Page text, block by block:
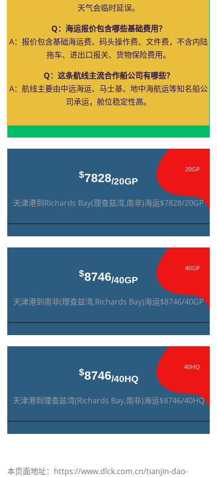
天气会临时延误。
Q：海运报价包含哪些基础费用？
A：报价包含基础海运费、码头操作费、文件费，不含内陆
拖车、进出口报关、货物保险费用。
Q：这条航线主流合作船公司有哪些？
A：航线主要由中远海运、马士基、地中海航运等知名船公
司承运，舱位稳定性高。
20GP
$7828/20GP
天津港到Richards Bay(理查兹湾,南非)海运$7828/20GP
40GP
$8746/40GP
天津港到南非(理查兹湾,Richards Bay)海运$8746/40GP
40HQ
$8746/40HQ
天津港到理查兹湾(Richards Bay,南非)海运$8746/40HQ
本页面地址：https://www.dlck.com.cn/tianjin-dao-